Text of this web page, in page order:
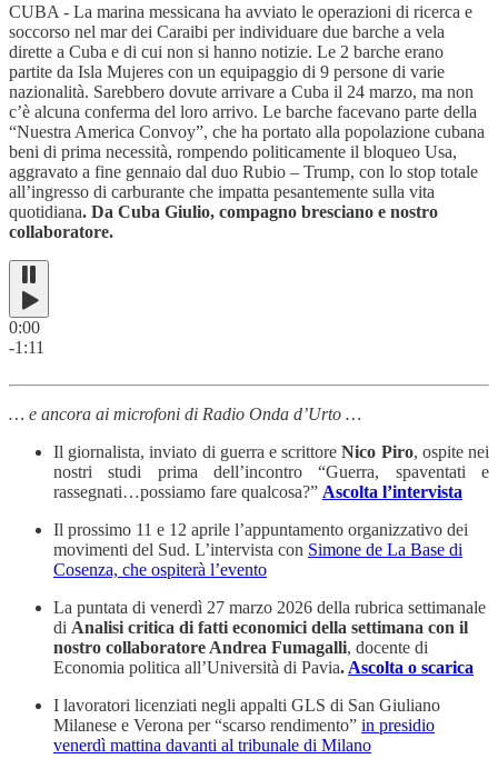
CUBA - La marina messicana ha avviato le operazioni di ricerca e
soccorso nel mar dei Caraibi per individuare due barche a vela
dirette a Cuba e di cui non si hanno notizie. Le 2 barche erano
partite da Isla Mujeres con un equipaggio di 9 persone di varie
nazionalità. Sarebbero dovute arrivare a Cuba il 24 marzo, ma non
c’è alcuna conferma del loro arrivo. Le barche facevano parte della
“Nuestra America Convoy”, che ha portato alla popolazione cubana
beni di prima necessità, rompendo politicamente il bloqueo Usa,
aggravato a fine gennaio dal duo Rubio – Trump, con lo stop totale
all’ingresso di carburante che impatta pesantemente sulla vita
quotidiana. Da Cuba Giulio, compagno bresciano e nostro
collaboratore.
0:00
-1:11
… e ancora ai microfoni di Radio Onda d’Urto …
Il giornalista, inviato di guerra e scrittoreNico Piro, ospite nei
nostri studi prima dell’incontro “Guerra, spaventati e
rassegnati…possiamo fare qualcosa?” Ascolta l’intervista
Il prossimo 11 e 12 aprile l’appuntamento organizzativo dei
movimenti del Sud. L’intervista con Simone de La Base di
Cosenza, che ospiterà l’evento
La puntata di venerdì 27 marzo 2026 della rubrica settimanale
di Analisi critica di fatti economici della settimana con il
nostro collaboratore Andrea Fumagalli, docente di
Economia politica all’Università di Pavia. Ascolta o scarica
I lavoratori licenziati negli appalti GLS di San Giuliano
Milanese e Verona per “scarso rendimento” in presidio
venerdì mattina davanti al tribunale di Milano